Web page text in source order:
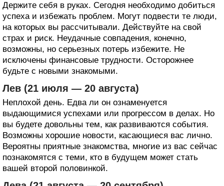
Держите себя в руках. Сегодня необходимо добиться
успеха и избежать проблем. Могут подвести те люди,
на которых вы рассчитывали. Действуйте на свой
страх и риск. Неудачные совпадения, конечно,
возможны, но серьезных потерь избежите. Не
исключены финансовые трудности. Осторожнее
будьте с новыми знакомыми.
Лев (21 июля — 20 августа)
Неплохой день. Едва ли он ознаменуется
выдающимися успехами или прогрессом в делах. Но
вы будете довольны тем, как развиваются события.
Возможны хорошие новости, касающиеся вас лично.
Вероятны приятные знакомства, многие из вас сейчас
познакомятся с теми, кто в будущем может стать
вашей второй половинкой.